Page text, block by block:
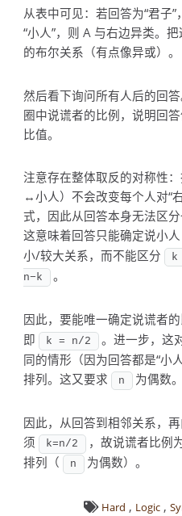
从表中可见：若回答为“君子
“小人”，则 A 与右边异类。
的布尔关系（有点像异或）。
然后看下询问所有人后的回
圈中说谎者的比例，说明回
比值。
注意存在整体取反的对称性
↔小人）不会改变每个人对“
式，因此从回答本身无法区
这意味着回答只能确定说小人
小/较大关系，而不能区分
k
n−k
。
因此，要能唯一确定说谎者
即
k = n/2
。进一步，这
同的情形（因为回答都是“小
排列。这又要求
n 为偶数。
因此，从回答到相邻关系，
须
k=n/2 ，故说谎者比例
排列（
n 为偶数）。
Hard , Logic,